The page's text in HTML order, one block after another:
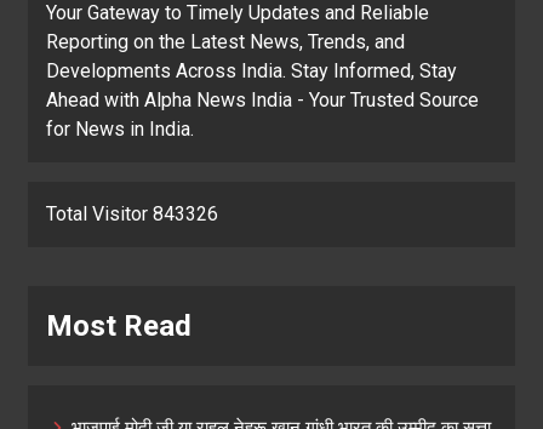
Your Gateway to Timely Updates and Reliable
Reporting on the Latest News, Trends, and
Developments Across India. Stay Informed, Stay
Ahead with Alpha News India - Your Trusted Source
for News in India.
Total Visitor 843326
Most Read